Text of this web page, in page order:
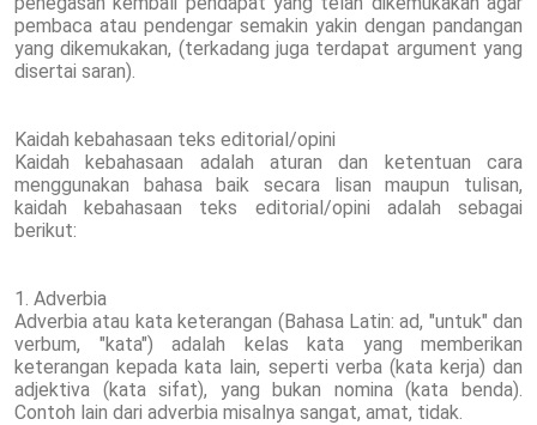
pembaca atau pendengar semakin yakin dengan pandangan
yang dikemukakan, (terkadang juga terdapat argument yang
disertai saran).
Kaidah kebahasaan teks editorial/opini
Kaidah kebahasaan adalah aturan dan ketentuan cara
menggunakan bahasa baik secara lisan maupun tulisan,
kaidah kebahasaan teks editorial/opini adalah sebagai
berikut:
1. Adverbia
Adverbia atau kata keterangan (Bahasa Latin: ad, "untuk" dan
verbum, "kata") adalah kelas kata yang memberikan
keterangan kepada kata lain, seperti verba (kata kerja) dan
adjektiva (kata sifat), yang bukan nomina (kata benda).
Contoh lain dari adverbia misalnya sangat, amat, tidak.